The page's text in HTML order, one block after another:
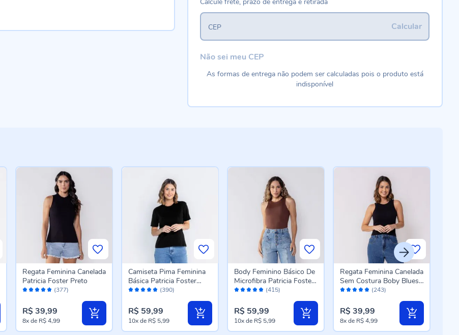
Calcular
CEP
Não sei meu CEP
As formas de entrega não podem ser calculadas pois o produto está
indisponível
Avaliação: (377)
Regata Feminina Canelada
Patricia Foster Preto
R$ 39,99
8xde R$ 4,99
Avaliação: (390)
Camiseta Pima Feminina
Básica Patricia Foster
Preto
R$ 59,99
10xde R$ 5,99
Avaliação: (415)
Body Feminino Básico De
Microfibra Patricia Foster
Marrom
R$ 59,99
10xde R$ 5,99
Avaliação: (243)
Regata Feminina Canelada
Sem Costura Boby Blues
Preto
R$ 39,99
8xde R$ 4,99